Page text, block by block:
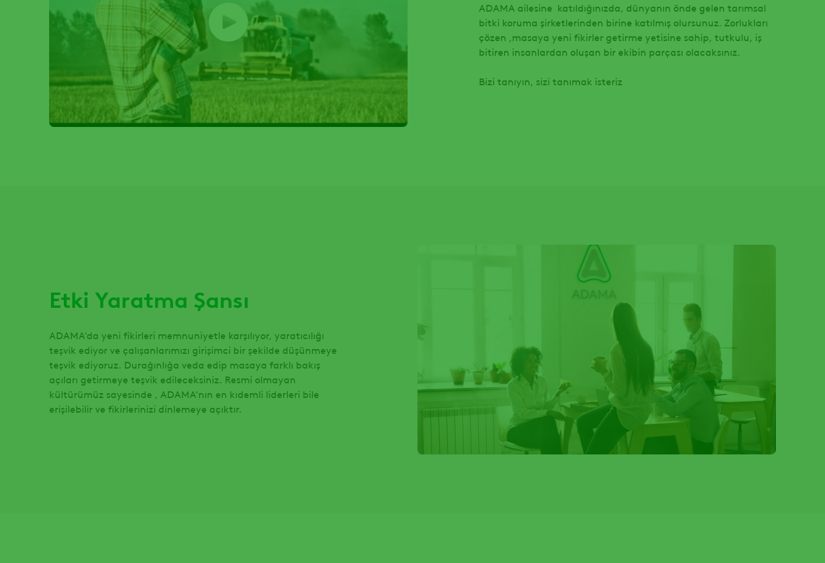
ADAMA ailesine katıldığınızda, dünyanın önde gelen tarımsal
bitki koruma şirketlerinden birine katılmış olursunuz. Zorlukları
çözen ,masaya yeni fikirler getirme yetisine sahip, tutkulu, iş
bitiren insanlardan oluşan bir ekibin parçası olacaksınız.
Bizi tanıyın, sizi tanımak isteriz
Etki Yaratma Şansı
ADAMA'da yeni fikirleri memnuniyetle karşılıyor, yaratıcılığı
teşvik ediyor ve çalışanlarımızı girişimci bir şekilde düşünmeye
teşvik ediyoruz. Durağınlığa veda edip masaya farklı bakış
açıları getirmeye teşvik edileceksiniz. Resmi olmayan
kültürümüz sayesinde , ADAMA'nın en kıdemli liderleri bile
erişilebilir ve fikirlerinizi dinlemeye açıktır.